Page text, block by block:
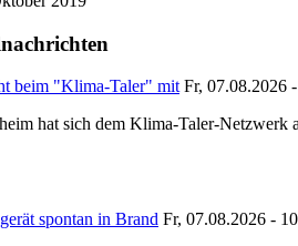
beim "Klima-Taler" mit Fr, 07.08.2026
hat sich dem Klima-Taler-Netzwerk
spontan in Brand Fr, 07.08.2026 -